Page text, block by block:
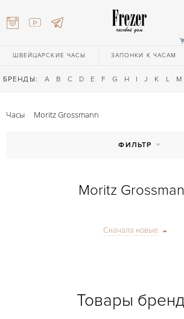
ШВЕЙЦАРСКИЕ ЧАСЫ ЗАПОНКИ К ЧАСАМ
БРЕНДЫ: A B C D E F G H I J K L M
Часы Moritz Grossmann
ФИЛЬТР
Moritz
Сначала новые
Товары